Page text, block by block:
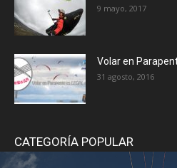
9 mayo, 2017
Volar en
31 agosto, 2016
CATEGORÍA POPULAR